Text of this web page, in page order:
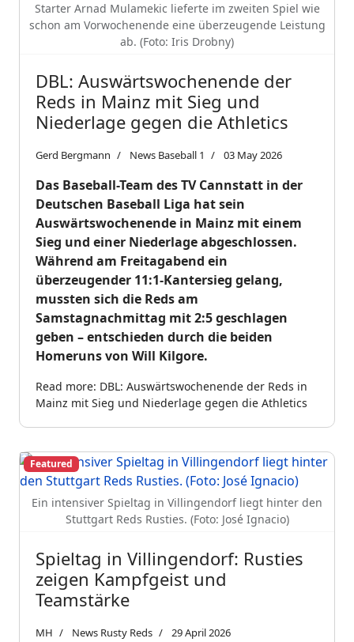
Starter Arnad Mulamekic lieferte im zweiten Spiel wie
schon am Vorwochenende eine überzeugende Leistung
ab. (Foto: Iris Drobny)
DBL: Auswärtswochenende der
Reds in Mainz mit Sieg und
Niederlage gegen die Athletics
Gerd Bergmann News Baseball 1 03 May 2026
Das Baseball-Team des TV Cannstatt in der
Deutschen Baseball Liga hat sein
Auswärtswochenende in Mainz mit einem
Sieg und einer Niederlage abgeschlossen.
Während am Freitagabend ein
überzeugender 11:1-Kantersieg gelang,
mussten sich die Reds am
Samstagnachmittag mit 2:5 geschlagen
geben – entschieden durch die beiden
Homeruns von Will Kilgore.
Read more: DBL: Auswärtswochenende der Reds in
Mainz mit Sieg und Niederlage gegen die Athletics
Ein intensiver Spieltag in Villingendorf liegt hinter den
Stuttgart Reds Rusties. (Foto: José Ignacio)
Featured
Spieltag in Villingendorf: Rusties
zeigen Kampfgeist und
Teamstärke
MH News Rusty Reds 29 April 2026